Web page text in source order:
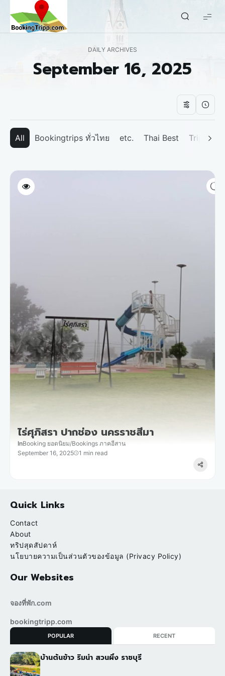
bookingtripp.com
DAILY ARCHIVES
September 16, 2025
All Bookingtrips ทั่วไทย etc. Thai Best Tripp
ไร่ศุภิสรา ปากช่อง นครราชสีมา
InBooking ยอดนิยม/Bookings ภาคอีสาน
September 16, 2025
1 min read
Quick Links
Contact
About
ทริปสุดสัปดาห์
นโยบายความเป็นส่วนตัวของข้อมูล (Privacy Policy)
Our Websites
จองที่พัก.com
bookingtripp.com
POPULAR RECENT
บ้านต้นข้าว ริมน้ำ สวนผึ้ง ราชบุรี